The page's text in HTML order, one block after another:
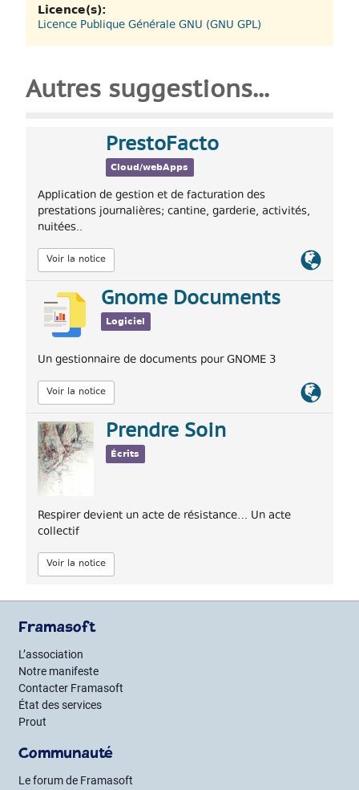
Licence(s):
Licence Publique Générale GNU (GNU GPL)
Autres suggestions...
PrestoFacto
Cloud/webApps
Application de gestion et de facturation des
prestations journalières; cantine, garderie, activités,
nuitées..
Voir la notice
Lien
Gnome Documents
Logiciel
Un gestionnaire de documents pour GNOME 3
Voir la notice
Lien
Prendre Soin
Écrits
Respirer devient un acte de résistance… Un acte
collectif
Voir la notice
Framasoft
L’association
Notre manifeste
Contacter Framasoft
État des services
Prout
Communauté
Le forum de Framasoft